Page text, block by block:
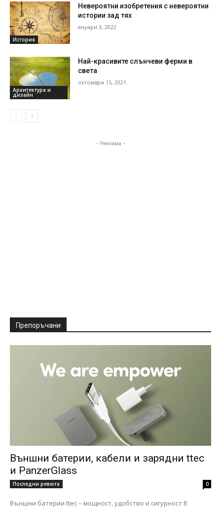
История
Невероятни изобретения с невероятни
истории зад тях
януари 3, 2022
Архитектура и
дизайн
Най-красивите слънчеви ферми в
света
октомври 15, 2021
- Реклама -
Препоръчани
Външни батерии, кабели и зарядни ttec
и PanzerGlass
Последни ревюта 0
Външни батерии ttec – мощност, удобство и сигурност В